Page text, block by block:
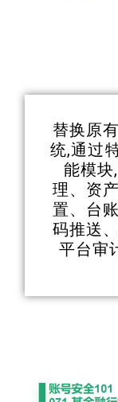
替换原
统,通过
能模
理、资
置、台
码推送
平台审